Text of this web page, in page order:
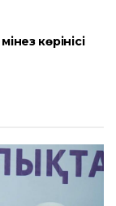
көрінісі